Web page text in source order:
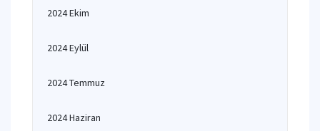
2024 Ekim
2024 Eylül
2024 Temmuz
2024 Haziran